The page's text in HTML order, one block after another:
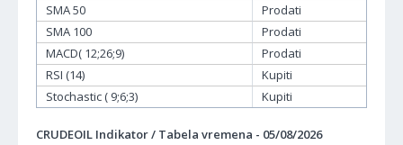
SMA 50
Prodati
SMA 100
Prodati
MACD( 12;26;9)
Prodati
RSI (14)
Kupiti
Stochastic ( 9;6;3)
Kupiti
CRUDEOIL Indikator / Tabela vremena - 05/08/2026